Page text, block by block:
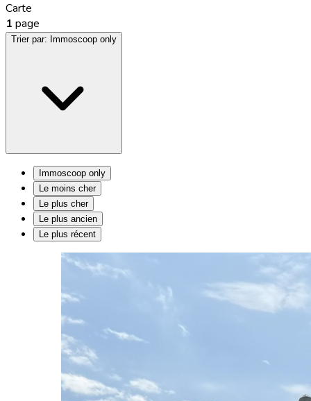
Carte
1 page
Trier par: Immoscoop only
Immoscoop only
Le moins cher
Le plus cher
Le plus ancien
Le plus récent